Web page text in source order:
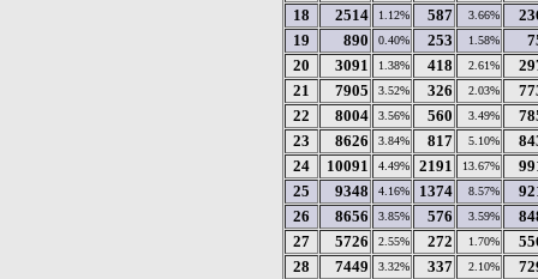
18
2514 1.12% 587 3.66%
19
890 0.40% 253 1.58%
20
3091 1.38% 418 2.61%
21
7905 3.52% 326 2.03%
22
8004 3.56% 560 3.49%
23
8626 3.84% 817 5.10%
24
10091 4.49% 2191 13.67%
25
9348 4.16% 1374 8.57%
26
8656 3.85% 576 3.59%
27
5726 2.55% 272 1.70%
28
7449 3.32% 337 2.10%